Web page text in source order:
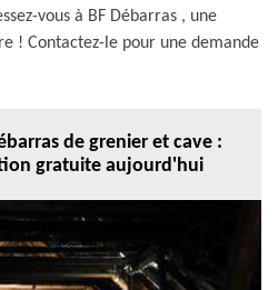
vous à BF Débarras , une
! Contactez-le pour une demande
de grenier et cave :
gratuite aujourd'hui